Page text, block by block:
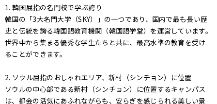
1. 韓国屈指の名門校で学ぶ誇り
韓国の「3大名門大学（SKY）」の一つであり、国内で最も長い歴
史と伝統を誇る韓国語教育機関（韓国語学堂）を運営しています。
世界中から集まる優秀な学生たちと共に、最高水準の教育を受け
ることができます。
2. ソウル屈指のおしゃれエリア、新村（シンチョン）に位置
ソウルの中心部である新村（シンチョン）に位置するキャンパス
は、都会の活気にあふれながらも、安らぎを感じられる美しい景